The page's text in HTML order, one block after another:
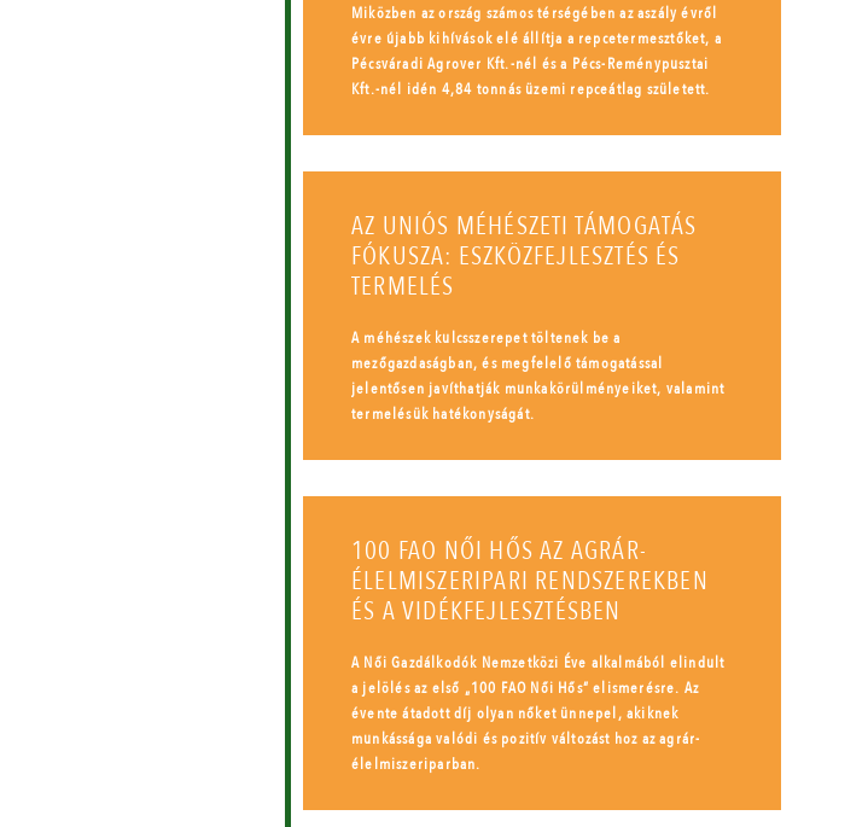
Miközben az ország számos térségében az aszály évről
évre újabb kihívások elé állítja a repcetermesztőket, a
Pécsváradi Agrover Kft.-nél és a Pécs-Reménypusztai
Kft.-nél idén 4,84 tonnás üzemi repceátlag született.
AZ UNIÓS MÉHÉSZETI TÁMOGATÁS
FÓKUSZA: ESZKÖZFEJLESZTÉS ÉS
TERMELÉS
A méhészek kulcsszerepet töltenek be a
mezőgazdaságban, és megfelelő támogatással
jelentősen javíthatják munkakörülményeiket, valamint
termelésük hatékonyságát.
100 FAO NŐI HŐS AZ AGRÁR-
ÉLELMISZERIPARI RENDSZEREKBEN
ÉS A VIDÉKFEJLESZTÉSBEN
A Női Gazdálkodók Nemzetközi Éve alkalmából elindult
a jelölés az első „100 FAO Női Hős” elismerésre. Az
évente átadott díj olyan nőket ünnepel, akiknek
munkássága valódi és pozitív változást hoz az agrár-
élelmiszeriparban.